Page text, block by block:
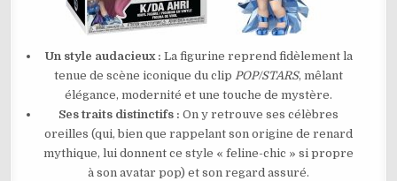
Un style audacieux : La figurine reprend fidèlement la
tenue de scène iconique du clip POP/STARS, mêlant
élégance, modernité et une touche de mystère.
Ses traits distinctifs : On y retrouve ses célèbres
oreilles (qui, bien que rappelant son origine de renard
mythique, lui donnent ce style « feline-chic » si propre
à son avatar pop) et son regard assuré.